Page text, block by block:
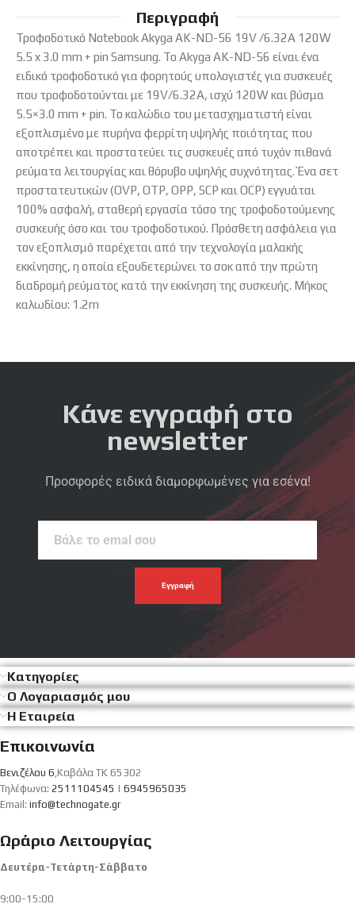
Περιγραφή
Τροφοδοτικό Notebook Akyga AK-ND-56 19V /6.32A 120W
5.5 x 3.0 mm + pin Samsung. Το Akyga AK-ND-56 είναι ένα
ειδικό τροφοδοτικό για φορητούς υπολογιστές για συσκευές
που τροφοδοτούνται με 19V/6.32A, ισχύ 120W και βύσμα
5.5×3.0 mm + pin. Το καλώδιο του μετασχηματιστή είναι
εξοπλισμένο με πυρήνα φερρίτη υψηλής ποιότητας που
αποτρέπει και προστατεύει τις συσκευές από τυχόν πιθανά
ρεύματα λειτουργίας και θόρυβο υψηλής συχνότητας. Ένα σετ
προστατευτικών (OVP, OTP, OPP, SCP και OCP) εγγυάται
100% ασφαλή, σταθερή εργασία τόσο της τροφοδοτούμενης
συσκευής όσο και του τροφοδοτικού. Πρόσθετη ασφάλεια για
τον εξοπλισμό παρέχεται από την τεχνολογία μαλακής
εκκίνησης, η οποία εξουδετερώνει το σοκ από την πρώτη
διαδρομή ρεύματος κατά την εκκίνηση της συσκευής. Μήκος
καλωδίου: 1.2m
Κάνε εγγραφή στο
newsletter
Προσφορές ειδικά διαμορφωμένες για εσένα!
Κατηγορίες
Ο Λογαριασμός μου
Η Εταιρεία
Επικοινωνία
Βενιζέλου 6 ,Καβάλα ΤΚ 65302
Τηλέφωνα: 2511104545 | 6945965035
Email: info@technogate.gr
Ωράριο Λειτουργίας
Δευτέρα-Τετάρτη-Σάββατο
9:00-15:00